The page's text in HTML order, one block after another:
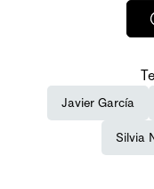
Javier García
Silvia